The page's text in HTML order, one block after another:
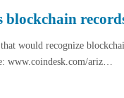
blockchain
would recognize
www.coindesk.com/ariz…